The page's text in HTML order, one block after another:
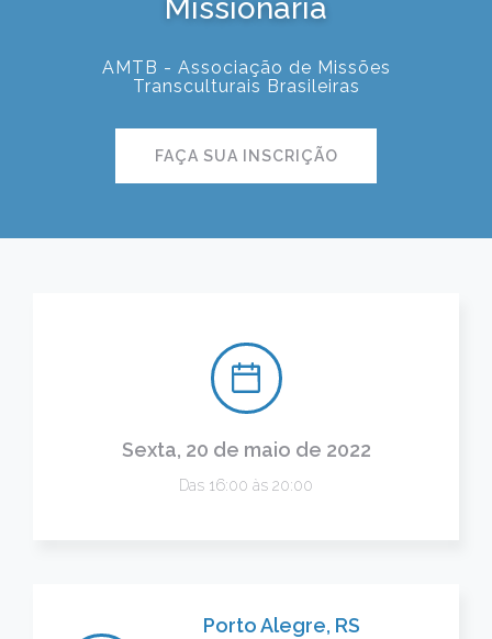
Missionária
AMTB - Associação de Missões
Transculturais Brasileiras
FAÇA SUA INSCRIÇÃO
Sexta, 20 de maio de 2022
Das 16:00 às 20:00
Porto Alegre, RS